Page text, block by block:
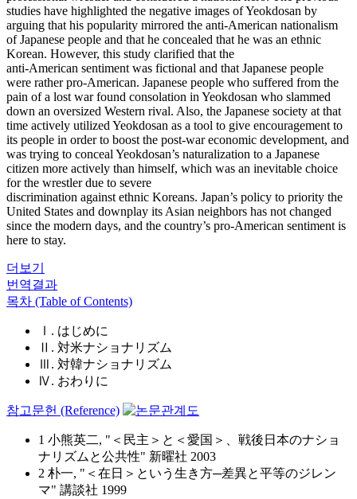
studies have highlighted the negative images of Yeokdosan by
arguing that his popularity mirrored the anti-American nationalism
of Japanese people and that he concealed that he was an ethnic
Korean. However, this study clarified that the
anti-American sentiment was fictional and that Japanese people
were rather pro-American. Japanese people who suffered from the
pain of a lost war found consolation in Yeokdosan who slammed
down an oversized Western rival. Also, the Japanese society at that
time actively utilized Yeokdosan as a tool to give encouragement to
its people in order to boost the post-war economic development, and
was trying to conceal Yeokdosan’s naturalization to a Japanese
citizen more actively than himself, which was an inevitable choice
for the wrestler due to severe
discrimination against ethnic Koreans. Japan’s policy to priority the
United States and downplay its Asian neighbors has not changed
since the modern days, and the country’s pro-American sentiment is
here to stay.
더보기
번역결과
목차 (Table of Contents)
Ⅰ. はじめに
Ⅱ. 対米ナショナリズム
Ⅲ. 対韓ナショナリズム
Ⅳ. おわりに
참고문헌 (Reference)
1 小熊英二, "＜民主＞と＜愛国＞、戦後日本のナショ
ナリズムと公共性" 新曜社 2003
2 朴一, "＜在日＞という生き方─差異と平等のジレン
マ" 講談社 1999